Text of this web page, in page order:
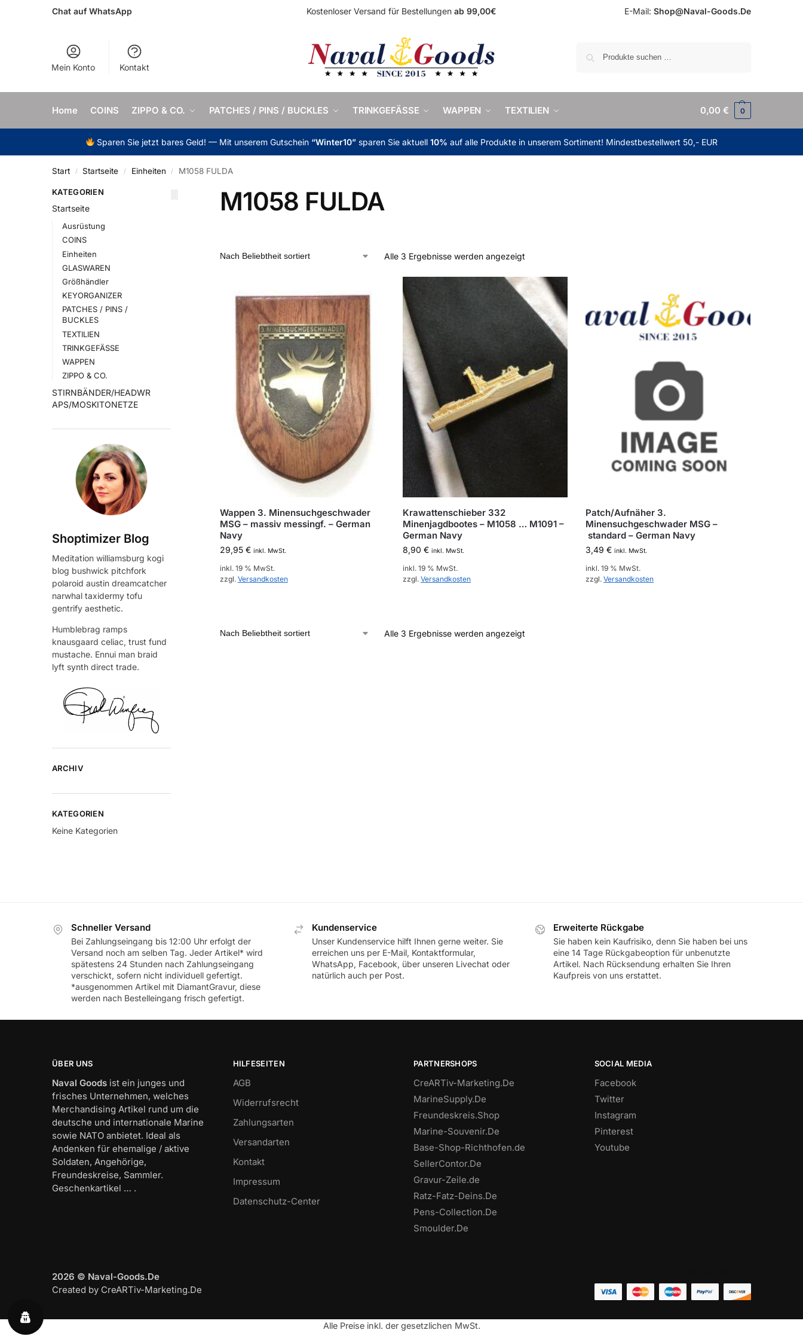
Chat auf WhatsApp Kostenloser Versand für Bestellungen ab 99,00€ E-Mail: Shop@Naval-Goods.De
Mein Konto Kontakt
Home COINS ZIPPO & CO. PATCHES / PINS / BUCKLES TRINKGEFÄSSE WAPPEN TEXTILIEN 0,00€ 0
Sparen Sie jetzt bares Geld! — Mit unserem Gutschein “Winter10” sparen Sie aktuell 10% auf alle Produkte in unserem Sortiment! Mindestbestellwert 50,- EUR
Start / Startseite / Einheiten / M1058 FULDA
M1058 FULDA
Alle 3 Ergebnisse werden angezeigt
Wappen 3. Minensuchgeschwader
MSG – massiv messingf. – German
Navy
29,95 € inkl. MwSt.
inkl. 19 % MwSt.
zzgl. Versandkosten
Krawattenschieber 332
Minenjagdbootes – M1058 … M1091 –
German Navy
8,90 € inkl. MwSt.
inkl. 19 % MwSt.
zzgl. Versandkosten
Patch/Aufnäher 3.
Minensuchgeschwader MSG –
standard – German Navy
3,49€ inkl. MwSt.
inkl. 19 % MwSt.
zzgl.Versandkosten
Alle 3 Ergebnisse werden angezeigt
KATEGORIEN
Startseite
Ausrüstung
COINS
Einheiten
GLASWAREN
Größhändler
KEYORGANIZER
PATCHES / PINS /
BUCKLES
TEXTILIEN
TRINKGEFÄSSE
WAPPEN
ZIPPO & CO.
STIRNBÄNDER/HEADWR
APS/MOSKITONETZE
Shoptimizer Blog
Meditation williamsburg kogi
blog bushwick pitchfork
polaroid austin dreamcatcher
narwhal taxidermy tofu
gentrify aesthetic.
Humblebrag ramps
knausgaard celiac, trust fund
mustache. Ennui man braid
lyft synth direct trade.
ARCHIV
KATEGORIEN
Keine Kategorien
Schneller Versand
Bei Zahlungseingang bis 12:00 Uhr erfolgt der
Versand noch am selben Tag. Jeder Artikel* wird
spätestens 24 Stunden nach Zahlungseingang
verschickt, sofern nicht individuell gefertigt.
*ausgenommen Artikel mit DiamantGravur, diese
werden nach Bestelleingang frisch gefertigt.
Kundenservice
Unser Kundenservice hilft Ihnen gerne weiter. Sie
erreichen uns per E-Mail, Kontaktformular,
WhatsApp, Facebook, über unseren Livechat oder
natürlich auch per Post.
Erweiterte Rückgabe
Sie haben kein Kaufrisiko, denn Sie haben bei uns
eine 14 Tage Rückgabeoption für unbenutzte
Artikel. Nach Rücksendung erhalten Sie Ihren
Kaufpreis von uns erstattet.
ÜBER UNS
Naval Goods ist ein junges und
frisches Unternehmen, welches
Merchandising Artikel rund um die
deutsche und internationale Marine
sowie NATO anbietet. Ideal als
Andenken für ehemalige / aktive
Soldaten, Angehörige,
Freundeskreise, Sammler.
Geschenkartikel … .
HILFESEITEN
AGB
Widerrufsrecht
Zahlungsarten
Versandarten
Kontakt
Impressum
Datenschutz-Center
PARTNERSHOPS
CreARTiv-Marketing.De
MarineSupply.De
Freundeskreis.Shop
Marine-Souvenir.De
Base-Shop-Richthofen.de
SellerContor.De
Gravur-Zeile.de
Ratz-Fatz-Deins.De
Pens-Collection.De
Smoulder.De
SOCIAL MEDIA
Facebook
Twitter
Instagram
Pinterest
Youtube
2026 © Naval-Goods.De
Created by CreARTiv-Marketing.De
Alle Preise inkl. der gesetzlichen MwSt.